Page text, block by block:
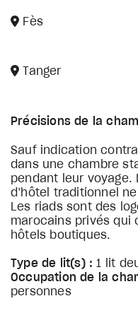
Fès
Tanger
Précisions de la
Sauf indication
dans une chambre
pendant leur voyage.
d’hôtel traditionnel
Les riads sont des
marocains privés qui
hôtels boutiques.
Type de lit(s) : 1 lit
Occupation de la
personnes